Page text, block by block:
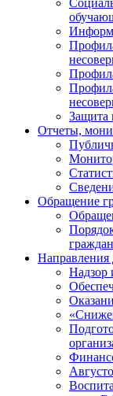
Защита
Отчеты,
Обращение
граждан
Направления
Надзор